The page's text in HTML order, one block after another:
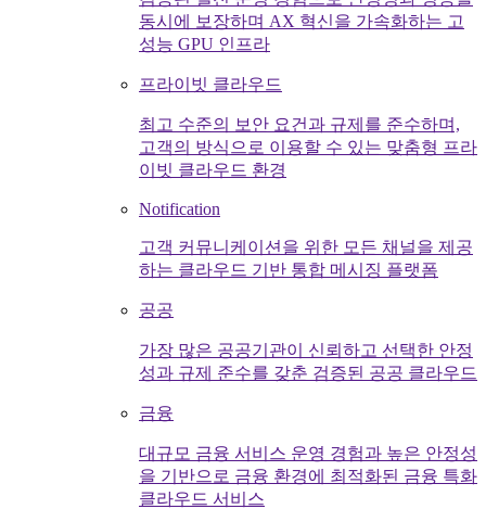
동시에 보장하며 AX 혁신을 가속화하는 고
성능 GPU 인프라
프라이빗 클라우드
최고 수준의 보안 요건과 규제를 준수하며,
고객의 방식으로 이용할 수 있는 맞춤형 프라
이빗 클라우드 환경
Notification
고객 커뮤니케이션을 위한 모든 채널을 제공
하는 클라우드 기반 통합 메시징 플랫폼
공공
가장 많은 공공기관이 신뢰하고 선택한 안정
성과 규제 준수를 갖춘 검증된 공공 클라우드
금융
대규모 금융 서비스 운영 경험과 높은 안정성
을 기반으로 금융 환경에 최적화된 금융 특화
클라우드 서비스